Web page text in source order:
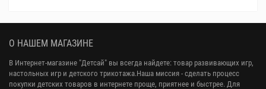
О НАШЕМ МАГАЗИНЕ
В Интернет-магазине "Детсай" вы всегда найдете: товар развивающих игр,
настольных игр и детского трикотажа.Наша миссия - сделать процесс
покупки детских товаров в интернете проще, приятнее и быстрее. Для